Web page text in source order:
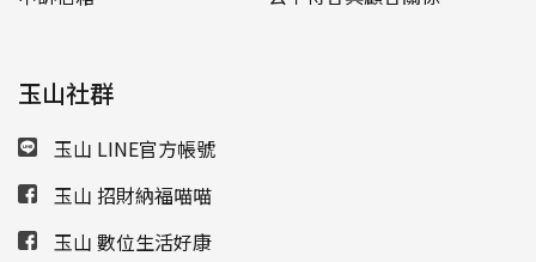
玉山社群
玉山 LINE官方帳號
玉山 招財納福喵喵
玉山 數位生活好康